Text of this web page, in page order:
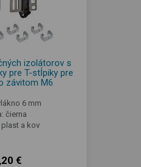
izolátorov s
pre T-stĺpiky pre
závitom M6
6 mm
čierna
plast a kov
€